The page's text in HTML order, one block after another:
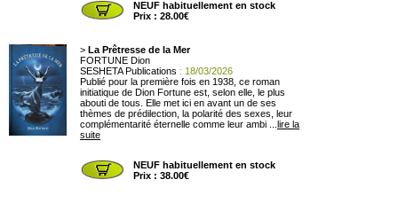
NEUF habituellement en stock
Prix : 28.00€
> La Prêtresse de la Mer
FORTUNE Dion
SESHETA Publications : 18/03/2026
Publié pour la première fois en 1938, ce roman
initiatique de Dion Fortune est, selon elle, le plus
abouti de tous. Elle met ici en avant un de ses
thèmes de prédilection, la polarité des sexes, leur
complémentarité éternelle comme leur ambi ... lire la
suite
NEUF habituellement en stock
Prix : 38.00€